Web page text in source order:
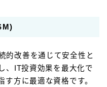
的改善を通じて安全性と
、IT投資効果を最大化で
す方に最適な資格です。